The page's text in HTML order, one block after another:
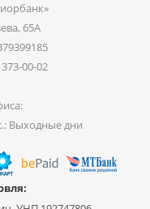
65А
00-02
Выходные дни